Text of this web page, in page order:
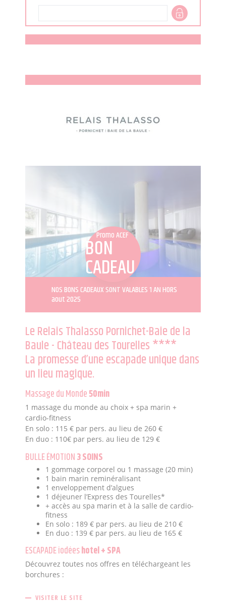
Promo ACEF
BON
CADEAU
NOS BONS CADEAUX SONT VALABLES 1 AN HORS
aout 2025
Le Relais Thalasso Pornichet-Baie de la
Baule - Château des Tourelles ****
La promesse d’une escapade unique dans
un lieu magique.
Massage du Monde50min
1 massage du monde au choix + spa marin +
cardio-fitness
En solo : 115 € par pers. au lieu de 260 €
En duo : 110€ par pers. au lieu de 129 €
BULLE ÉMOTION3 SOINS
1 gommage corporel ou 1 massage (20 min)
1 bain marin reminéralisant
1 enveloppement d’algues
1 déjeuner l’Express des Tourelles*
+ accès au spa marin et à la salle de cardio-
fitness
En solo : 189 € par pers. au lieu de 210 €
En duo : 139 € par pers. au lieu de 165 €
ESCAPADE iodéeshotel + SPA
Découvrez toutes nos offres en téléchargeant les
borchures :
VISITER LE SITE